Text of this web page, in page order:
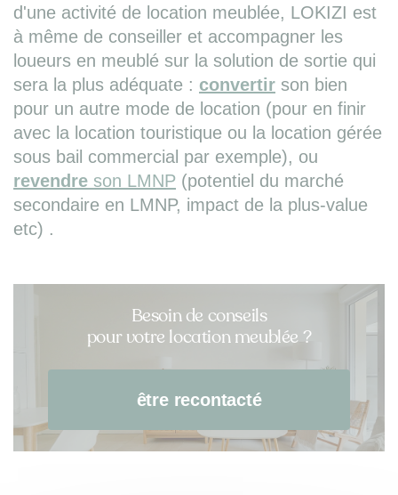
d'une activité de location meublée, LOKIZI est
à même de conseiller et accompagner les
loueurs en meublé sur la solution de sortie qui
sera la plus adéquate : convertir son bien
pour un autre mode de location (pour en finir
avec la location touristique ou la location gérée
sous bail commercial par exemple), ou
revendre son LMNP (potentiel du marché
secondaire en LMNP, impact de la plus-value
etc) .
Besoin de conseils
pour votre location meublée ?
être recontacté